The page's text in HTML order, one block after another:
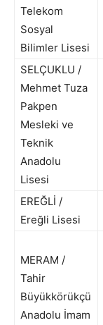
Telekom
Sosyal
Bilimler Lisesi
SELÇUKLU /
Mehmet Tuza
Pakpen
Mesleki ve
Teknik
Anadolu
Lisesi
EREĞLİ /
Ereğli Lisesi
MERAM /
Tahir
Büyükkörükçü
Anadolu İmam